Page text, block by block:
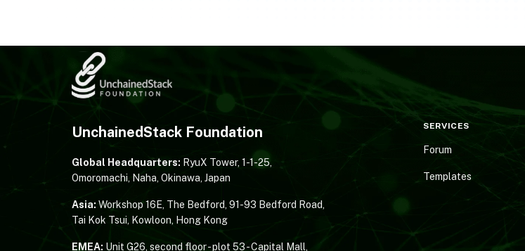
UnchainedStack Foundation
Global Headquarters: RyuX Tower, 1-1-25,
Omoromachi, Naha, Okinawa, Japan
Asia: Workshop 16E, The Bedford, 91-93 Bedford Road,
Tai Kok Tsui, Kowloon, Hong Kong
EMEA: Unit G26, second floor - plot 53 - Capital Mall,
SERVICES
Forum
Templates